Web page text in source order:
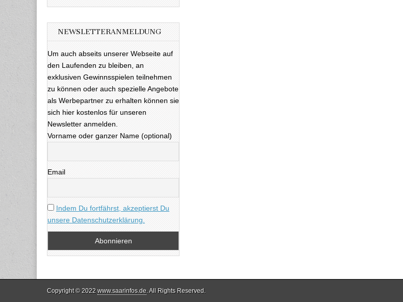
NEWSLETTERANMELDUNG
Um auch abseits unserer Webseite auf
den Laufenden zu bleiben, an
exklusiven Gewinnsspielen teilnehmen
zu können oder auch spezielle Angebote
als Werbepartner zu erhalten können sie
sich hier kostenlos für unseren
Newsletter anmelden.
Vorname oder ganzer Name (optional)
Email
Indem Du fortfährst, akzeptierst Du
unsere Datenschutzerklärung.
Copyright © 2022 www.saarinfos.de. All Rights Reserved.